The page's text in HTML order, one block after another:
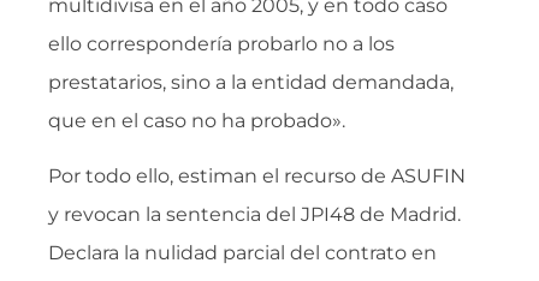
multidivisa en el año 2005, y en todo caso
ello correspondería probarlo no a los
prestatarios, sino a la entidad demandada,
que en el caso no ha probado».
Por todo ello, estiman el recurso de ASUFIN
y revocan la sentencia del JPI48 de Madrid.
Declara la nulidad parcial del contrato en